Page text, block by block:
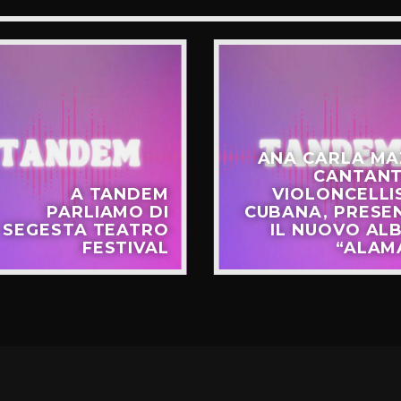
A TANDEM
PARLIAMO DI
SEGESTA TEATRO
FESTIVAL
ANA CARLA
CUBANA,
IL NUOVO